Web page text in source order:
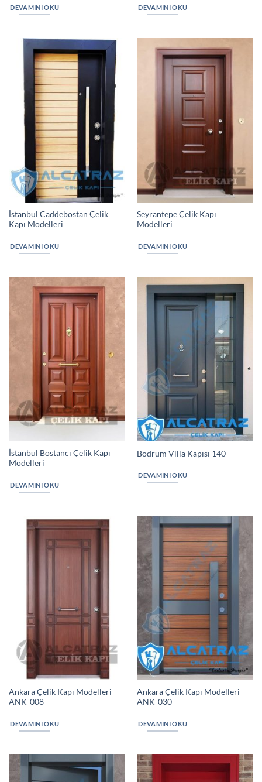
DEVAMINI OKU DEVAMINI OKU
İstanbul Caddebostan Çelik
Kapı Modelleri
DEVAMINI OKU
Seyrantepe Çelik Kapı
Modelleri
DEVAMINI OKU
İstanbul Bostancı Çelik Kapı
Modelleri
DEVAMINI OKU
Bodrum Villa Kapısı 140
DEVAMINI OKU
Ankara Çelik Kapı Modelleri
ANK-008
DEVAMINI OKU
Ankara Çelik Kapı Modelleri
ANK-030
DEVAMINI OKU